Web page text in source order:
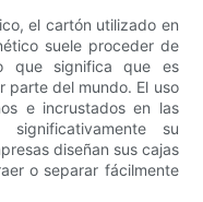
el cartón utilizado en
suele proceder de
que significa que es
parte del mundo. El uso
e incrustados en las
su
diseñan sus cajas
o separar fácilmente